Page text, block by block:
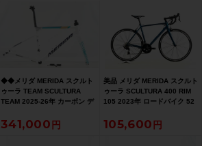
◆◆メリダ MERIDA スクルト
ゥーラ TEAM SCULTURA
TEAM 2025-26年 カーボン デ
XXSサイズ
12x100/142mm（サイクルパ
341,000
美品 メリダ MERIDA スクルト
ゥーラ SCULTURA 400 RIM
105 2023年 ロードバイク 52
ーブルー
105,600